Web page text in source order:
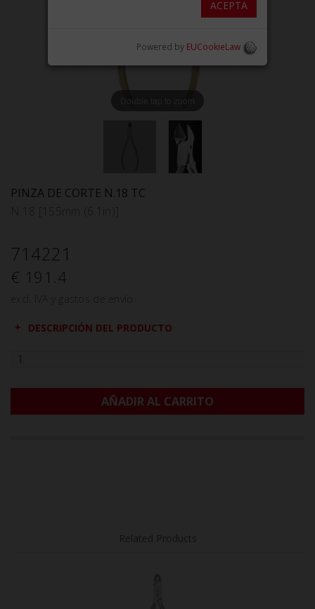
Double tap to zoom
PINZA DE CORTE N.18 TC
714221
€ 191.4
DESCRIPCIÓN DEL PRODUCTO
AÑADIR AL CARRITO
ACEPTA
Powered by EUCookieLaw